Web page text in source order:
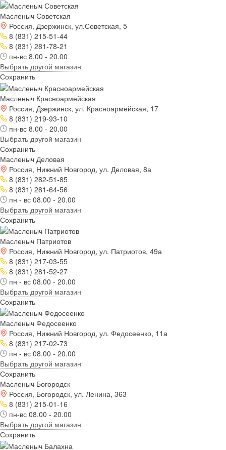
Масленыч Советская
Россия, Дзержинск, ул.Советская, 5
8 (831) 215-51-44
8 (831) 281-78-21
пн-вс 8.00 - 20.00
Выбрать другой магазин
Сохранить
Масленыч Красноармейская
Россия, Дзержинск, ул. Красноармейская, 17
8 (831) 219-93-10
пн-вс 8.00 - 20.00
Выбрать другой магазин
Сохранить
Масленыч Деловая
Россия, Нижний Новгород, ул. Деловая, 8а
8 (831) 282-51-85
8 (831) 281-64-56
пн - вс 08.00 - 20.00
Выбрать другой магазин
Сохранить
Масленыч Патриотов
Россия, Нижний Новгород, ул. Патриотов, 49а
8 (831) 217-03-55
8 (831) 281-52-27
пн - вс 08.00 - 20.00
Выбрать другой магазин
Сохранить
Масленыч Федосеенко
Россия, Нижний Новгород, ул. Федосеенко, 11а
8 (831) 217-02-73
пн - вс 08.00 - 20.00
Выбрать другой магазин
Сохранить
Масленыч Богородск
Россия, Богородск, ул. Ленина, 363
8 (831) 215-01-16
пн-вс 08.00 - 20.00
Выбрать другой магазин
Сохранить